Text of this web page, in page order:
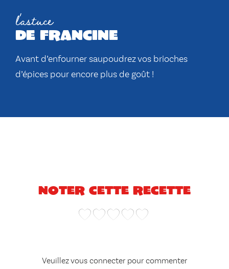
l'astuce
de francine
Avant d’enfourner saupoudrez vos brioches
d’épices pour encore plus de goût !
Noter cette recette
Veuillez vous connecter pour commenter